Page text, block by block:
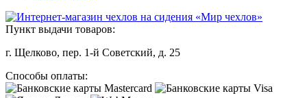
Пункт выдачи товаров:
г. Щелково, пер. 1-й Советский, д. 25
Способы оплаты: